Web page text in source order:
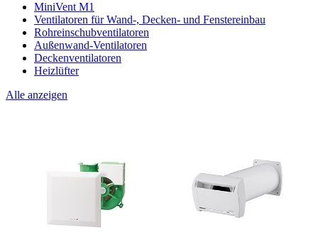
MiniVent M1
Ventilatoren für Wand-, Decken- und Fenstereinbau
Rohreinschubventilatoren
Außenwand-Ventilatoren
Deckenventilatoren
Heizlüfter
Alle anzeigen